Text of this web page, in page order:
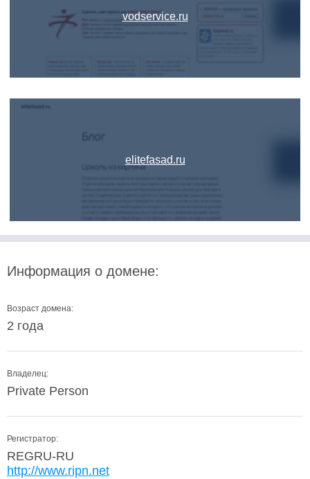
vodservice.ru
elitefasad.ru
Информация о домене:
Возраст домена:
2 года
Владелец:
Private Person
Регистратор:
REGRU-RU
http://www.ripn.net